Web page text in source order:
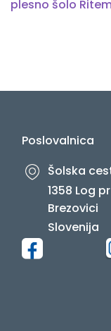
plesno šolo
Poslovalnica
Šolska
1358 Log
Brezovici
Slovenija